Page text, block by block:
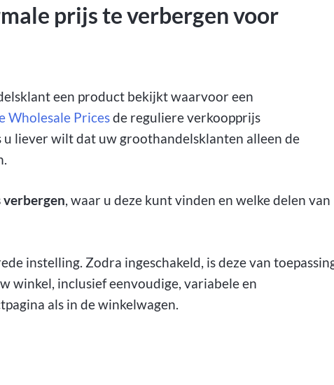
prijs te verbergen voor
een product bekijkt waarvoor een
Wholesale Pricesde reguliere verkoopprijs
liever wilt dat uw groothandelsklanten alleen de
, waar u deze kunt vinden en welke delen van
instelling. Zodra ingeschakeld, is deze van
winkel, inclusief eenvoudige, variabele en
als in de winkelwagen.